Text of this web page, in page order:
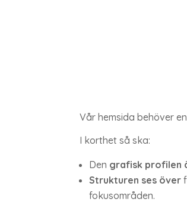
Vår hemsida behöver
I korthet så ska:
Den grafisk profilen
Strukturen ses över
fokusområden.